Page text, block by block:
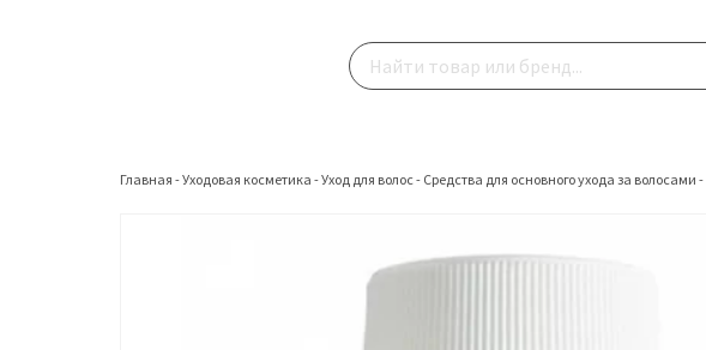
Главная -Уходовая косметика -Уход для волос- Средства для основного ухода за волосами -